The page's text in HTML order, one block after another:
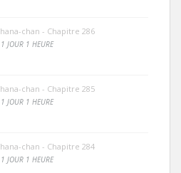
chan - Chapitre 286
JOUR 1 HEURE
chan - Chapitre 285
JOUR 1 HEURE
chan - Chapitre 284
JOUR 1 HEURE